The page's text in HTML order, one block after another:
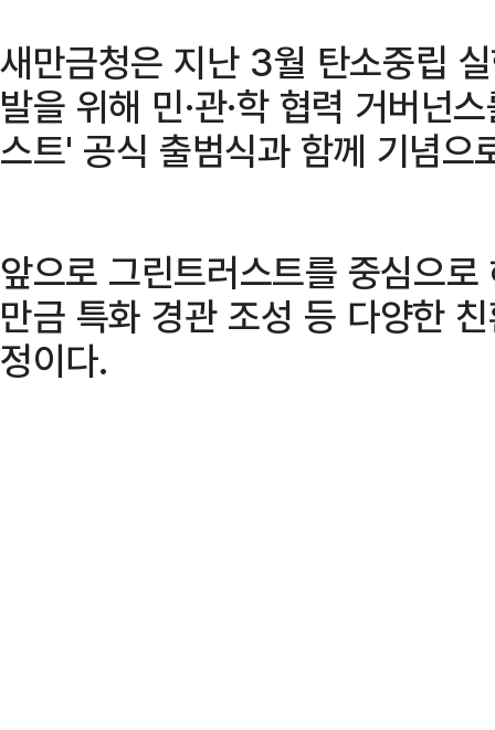
새만금청은 지난 3월 탄소중립
발을 위해 민·관·학 협력 거버넌
스트' 공식 출범식과 함께 기념으
앞으로 그린트러스트를 중심으
만금 특화 경관 조성 등 다양한
정이다.